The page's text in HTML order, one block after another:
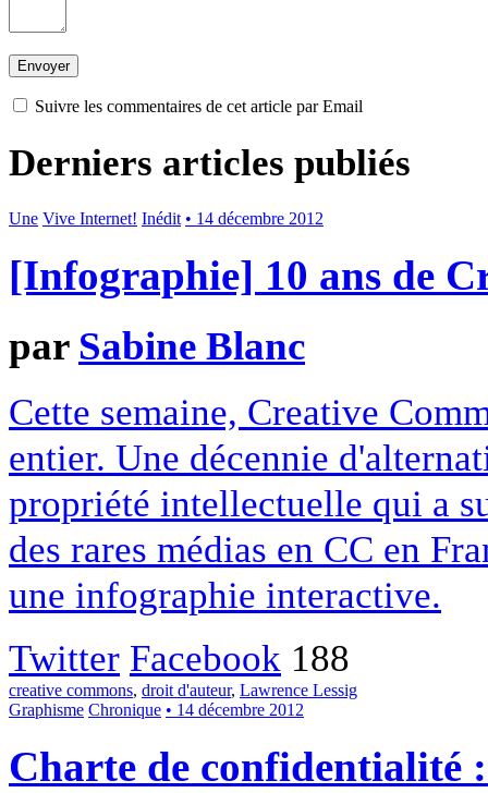
Suivre les commentaires de cet article par Email
Derniers articles publiés
Une Vive Internet! Inédit • 14 décembre 2012
[Infographie] 10 ans de
par Sabine Blanc
Cette semaine, Creative
entier. Une décennie
propriété intellectuelle qui a
des rares médias en CC en
une infographie interactive.
Twitter Facebook 188
creative commons, droit d'auteur, Lawrence Lessig
Graphisme Chronique • 14 décembre 2012
Charte de confidentialité